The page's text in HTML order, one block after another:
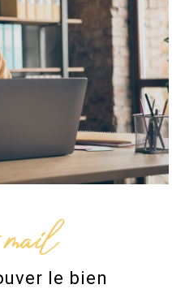
le bien